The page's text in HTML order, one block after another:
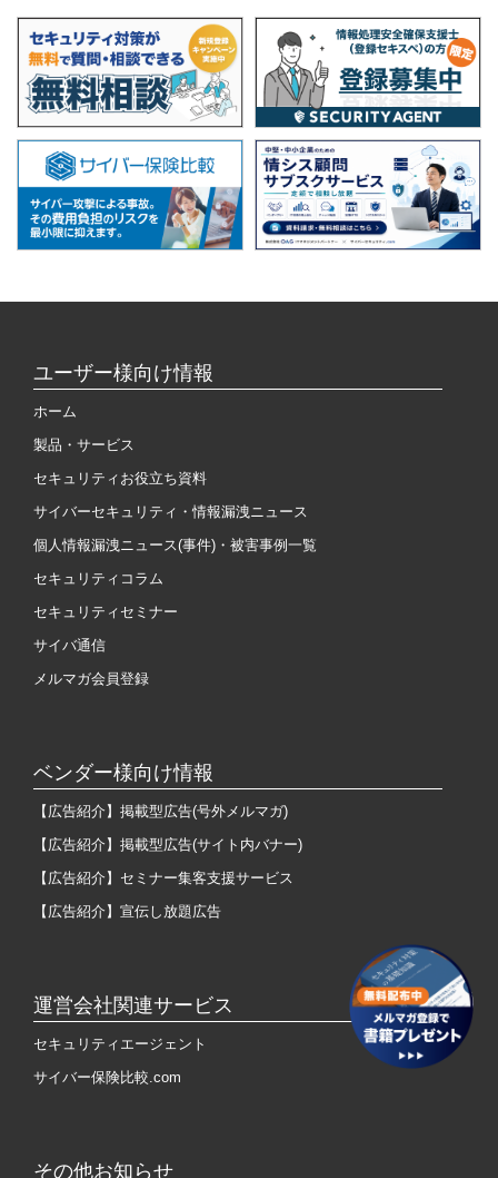
ユーザー様向け情報
ホーム
製品・サービス
セキュリティお役立ち資料
サイバーセキュリティ・情報漏洩ニュース
個人情報漏洩ニュース(事件)・被害事例一覧
セキュリティコラム
セキュリティセミナー
サイバ通信
メルマガ会員登録
ベンダー様向け情報
【広告紹介】掲載型広告(号外メルマガ)
【広告紹介】掲載型広告(サイト内バナー)
【広告紹介】セミナー集客支援サービス
【広告紹介】宣伝し放題広告
運営会社関連サービス
セキュリティエージェント
サイバー保険比較.com
その他お知らせ